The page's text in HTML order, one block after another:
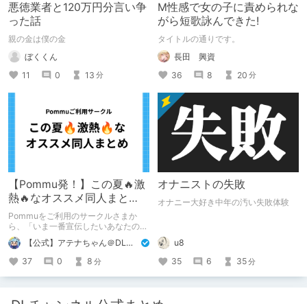
悪徳業者と120万円分言い争
った話
親の金は僕の金
ぼくくん
11
0 13 分
M性感で女の子に責められな
がら短歌詠んできた!
タイトルの通りです。
長田 興資
36
8 20 分
【Pommu発！】この夏🔥激
熱🔥なオススメ同人まと
め！ その1
Pommuをご利用のサークルさまか
ら、「いま一番宣伝したいあなたの
DLsite作品」を募りました！ この夏
🔥激熱🔥な作品ばかり！あなたがまだ
出会っていない、運命の作品が見つか
るかも！
【公式】アテナちゃん＠DLチャンネル
37
0 8 分
オナニストの失敗
オナニー大好き中年の汚い失敗体験
u8
35
6 35分